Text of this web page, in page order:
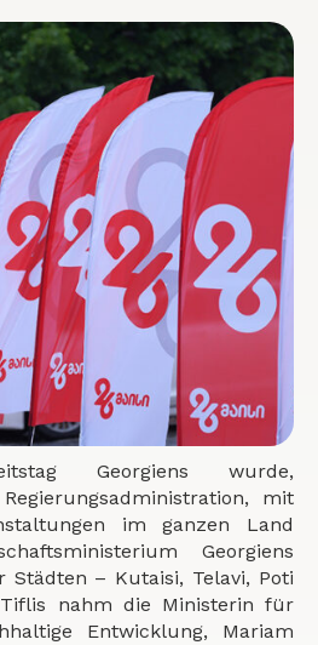
Georgiens wurde,
mit
im ganzen Land
Georgiens
Städten – Kutaisi, Telavi, Poti
nahm die Ministerin für
Entwicklung, Mariam